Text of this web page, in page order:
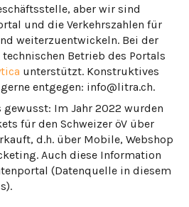
aber wir sind
und die Verkehrszahlen für
weiterzuentwickeln. Bei der
Betrieb des Portals
unterstützt. Konstruktives
entgegen: info@litra.ch.
gewusst: Im Jahr 2022 wurden
für den Schweizer öV über
d.h. über Mobile, Webshop
Auch diese Information
(Datenquelle in diesem